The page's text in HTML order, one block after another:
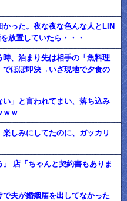
った。夜な夜な色んな人とLIN
放置していたら・・・
、泊まり先は相手の「魚料理
でほぼ即決→いざ現地で夕食の
」と言われてまい、落ち込み
ｗｗ
しみにしてたのに、ガッカリ
店「ちゃんと契約書もありま
夫が婚姻届を出してなかった